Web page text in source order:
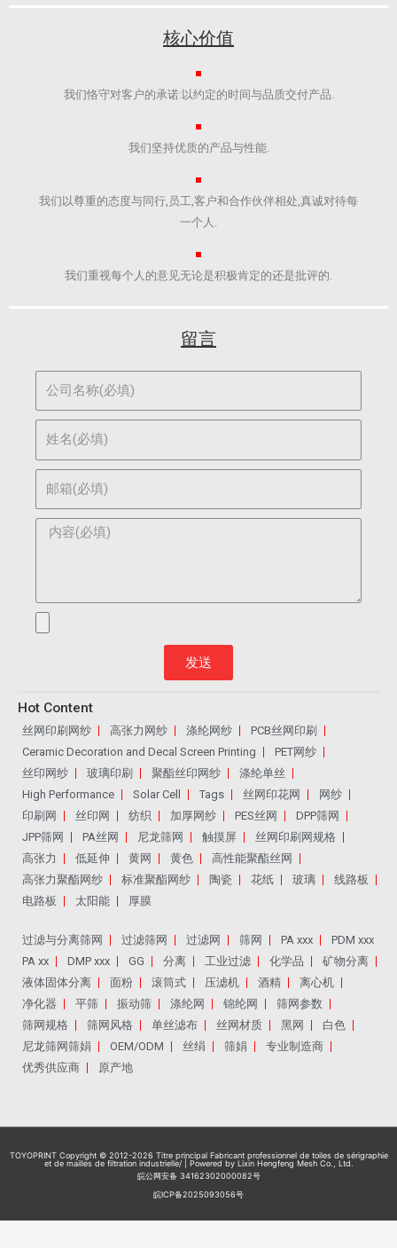
核心价值
我们恪守对客户的承诺:以约定的时间与品质交付产品.​
我们坚持优质的产品与性能.​
我们以尊重的态度与同行,员工,客户和合作伙伴相处,真诚对待每
一个人.
我们重视每个人的意见无论是积极肯定的还是批评的.​
留言
发送
Hot Content
丝网印刷网纱 高张力网纱 涤纶网纱
PCB丝网印刷
Ceramic Decoration and Decal Screen Printing
PET网纱
丝印网纱
玻璃印刷 聚酯丝印网纱
涤纶单丝
High Performance
Solar Cell Tags 丝网印花网
网纱
印刷网
丝印网 纺织 加厚网纱 PES丝网
DPP筛网
JPP筛网
PA丝网 尼龙筛网 触摸屏
丝网印刷网规格
高张力
低延伸 黄网 黄色
高性能聚酯丝网
高张力聚酯网纱
标准聚酯网纱 陶瓷 花纸 玻璃
线路板
电路板
太阳能 厚膜
过滤与分离筛网 过滤筛网 过滤网 筛网 PA xxx
PDM xxx
PA xx
DMP xxx GG 分离 工业过滤 化学品
矿物分离
液体固体分离
面粉 滚筒式 压滤机 酒精
离心机
净化器
平筛 振动筛 涤纶网 锦纶网
筛网参数
筛网规格
筛网风格 单丝滤布 丝网材质 黑网
白色
尼龙筛网筛娟
OEM/ODM 丝绢 筛娟
专业制造商
优秀供应商
原产地
TOYOPRINT Copyright © 2012-2026 Titre principal Fabricant professionnel de toiles de sérigraphie
et de mailles de filtration industrielle/ | Powered by Lixin Hengfeng Mesh Co., Ltd.
皖公网安备 34162302000082号
皖ICP备2025093056号